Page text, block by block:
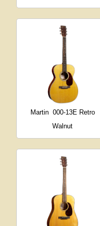
Martin 000-13E Retro
Walnut